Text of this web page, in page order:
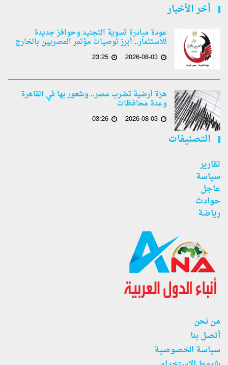
أخر الأخبار
عودة مبادرة تسوية التجنيد وحوافز جديدة
للاستثمار.. أبرز توصيات مؤتمر المصريين بالخارج
2026-08-03
23:25
هزة أرضية تضرب مصر.. وشعور بها في القاهرة
وعدة محافظات
2026-08-03
03:26
التصنيفات
تقارير
سياسة
عاجل
حوادث
رياضة
من نحن
أتصل بنا
سياسة الخصوصية